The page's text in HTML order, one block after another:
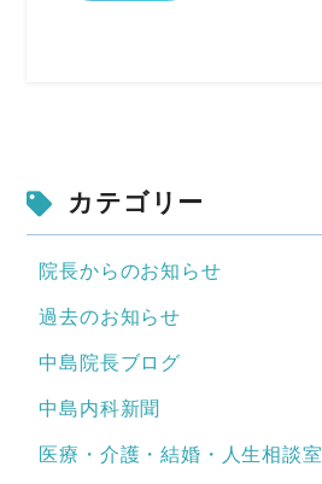
カテゴリー
院長からのお知らせ
過去のお知らせ
中島院長ブログ
中島内科新聞
医療・介護・結婚・人生相談室